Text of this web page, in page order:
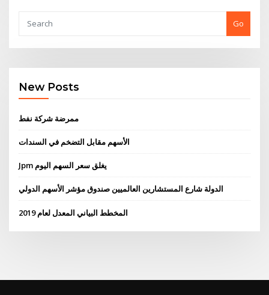
Go
New Posts
ممرضة شركة نفط
الأسهم مقابل التضخم في السندات
Jpm يغلق سعر السهم اليوم
الدولة شارع المستشارين العالميين صندوق مؤشر الأسهم الدولي
المخطط البياني المعدل لعام 2019